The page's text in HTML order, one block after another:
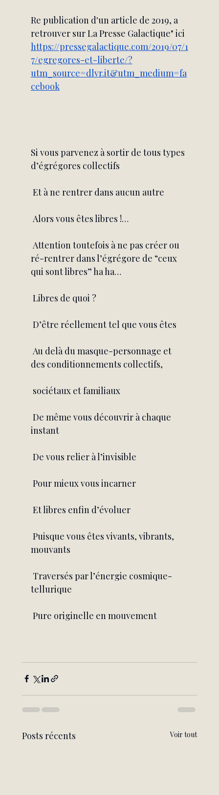
Re publication d'un article de 2019, a
retrouver sur La Presse Galactique" ici
https://pressegalactique.com/2019/07/1
7/egregores-et-liberte/?
utm_source=dlvr.it&utm_medium=fa
cebook
Si vous parvenez à sortir de tous types
d’égrégores collectifs
Et à ne rentrer dans aucun autre
Alors vous êtes libres !…
ré-rentrer dans l’égrégore de “ceux
qui sont libres” ha ha…
Libres de quoi ?
D’être réellement tel que vous êtes
des conditionnements collectifs,
sociétaux et familiaux
instant
De vous relier à l’invisible
Pour mieux vous incarner
Et libres enfin d’évoluer
mouvants
tellurique
Pure originelle en mouvement
Posts récents Voir tout